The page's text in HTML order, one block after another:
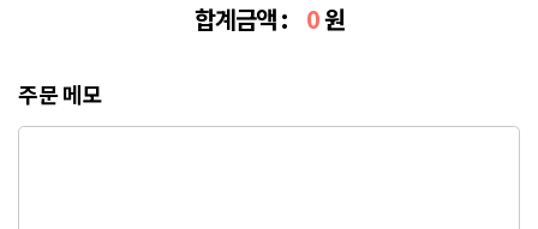
합계금액 : 0원
주문 메모